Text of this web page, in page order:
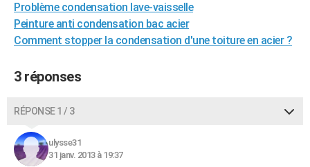
Problème condensation lave-vaisselle
Peinture anti condensation bac acier
Comment stopper la condensation d'une toiture en acier ?
3 réponses
RÉPONSE 1 / 3
ulysse31
31 janv. 2013 à 19:37